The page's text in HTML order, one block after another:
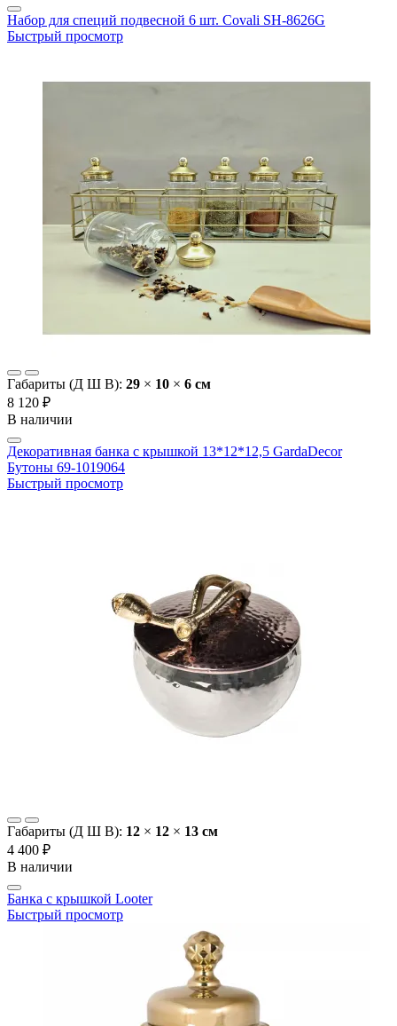
Набор для специй подвесной 6 шт. Covali SH-8626G
Быстрый просмотр
Габариты (Д Ш В): 29 × 10 × 6 cм
8 120 ₽
В наличии
Декоративная банка с крышкой 13*12*12,5 GardaDecor
Бутоны 69-1019064
Быстрый просмотр
Габариты (Д Ш В): 12 × 12 × 13 cм
4 400 ₽
В наличии
Банка с крышкой Looter
Быстрый просмотр